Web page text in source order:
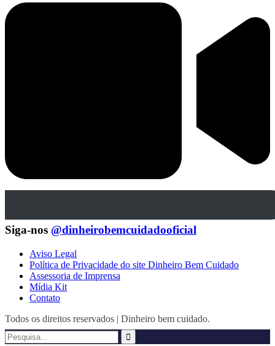
Siga-nos @dinheirobemcuidadooficial
Aviso Legal
Política de Privacidade do site Dinheiro Bem Cuidado
Assessoria de Imprensa
Mídia Kit
Contato
Todos os direitos reservados | Dinheiro bem cuidado.